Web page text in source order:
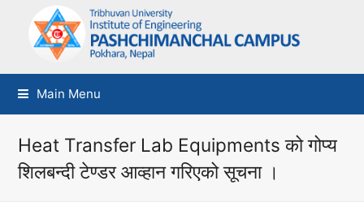
Main Menu
Heat Transfer Lab Equipments को गोप्य
शिलबन्दी टेण्डर आव्हान गरिएको सूचना ।